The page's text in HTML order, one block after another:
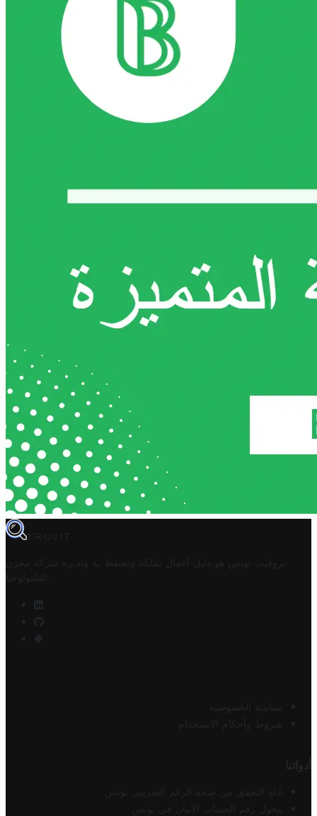
TROVIT
تروفيت تونس هو دليل أعمال تملكه وتحتفظ به وتديره
شركة مخزن
التكنولوجيا
سياسة الخصوصية
شروط وأحكام الاستخدام
أدواتنا
أداة التحقق من صحة الرقم الضريبي تونس
محول رقم الحساب الآيبان في تونس